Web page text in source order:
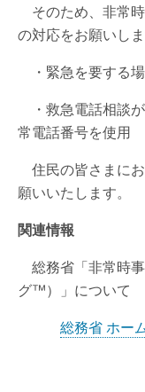
そのため、非常
の対応をお願いしま
・緊急を要する
・救急電話相談
常電話番号を使用
住民の皆さまに
願いいたします。
関連情報
総務省「非常時
グ™）」について
総務省 ホー